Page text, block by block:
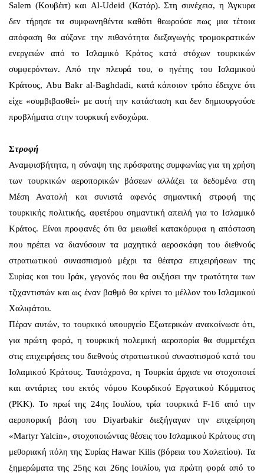
Salem (Κουβέιτ) και Al-Udeid (Κατάρ). Στη συνέχεια, η Άγκυρα
δεν τήρησε τα συμφωνηθέντα καθότι θεωρούσε πως μια τέτοια
απόφαση θα αύξανε την πιθανότητα διεξαγωγής τρομοκρατικών
ενεργειών από το Ισλαμικό Κράτος κατά στόχων τουρκικών
συμφερόντων. Από την πλευρά του, ο ηγέτης του Ισλαμικού
Κράτους, Abu Bakr al-Baghdadi, κατά κάποιον τρόπο έδειχνε ότι
είχε «συμβιβασθεί» με αυτή την κατάσταση και δεν δημιουργούσε
προβλήματα στην τουρκική ενδοχώρα.
Στροφή
Αναμφισβήτητα, η σύναψη της πρόσφατης συμφωνίας για τη χρήση
των τουρκικών αεροπορικών βάσεων αλλάζει τα δεδομένα στη
Μέση Ανατολή και συνιστά αφενός σημαντική στροφή της
τουρκικής πολιτικής, αφετέρου σημαντική απειλή για το Ισλαμικό
Κράτος. Είναι προφανές ότι θα μειωθεί κατακόρυφα η απόσταση
που πρέπει να διανύσουν τα μαχητικά αεροσκάφη του διεθνούς
στρατιωτικού συνασπισμού μέχρι τα θέατρα επιχειρήσεων της
Συρίας και του Ιράκ, γεγονός που θα αυξήσει την τρωτότητα των
τζιχαντιστών και ως έναν βαθμό θα κρίνει το μέλλον του Ισλαμικού
Χαλιφάτου.
Πέραν αυτών, το τουρκικό υπουργείο Εξωτερικών ανακοίνωσε ότι,
για πρώτη φορά, η τουρκική πολεμική αεροπορία θα συμμετέχει
στις επιχειρήσεις του διεθνούς στρατιωτικού συνασπισμού κατά του
Ισλαμικού Κράτους. Ταυτόχρονα, η Τουρκία άρχισε να στοχοποιεί
και αντάρτες του εκτός νόμου Κουρδικού Εργατικού Κόμματος
(ΡΚΚ). Το πρωί της 24ης Ιουλίου, τρία τουρκικά F-16 από την
αεροπορική βάση του Diyarbakir διεξήγαγαν την επιχείρηση
«Martyr Yalcin», στοχοποιώντας θέσεις του Ισλαμικού Κράτους στη
μεθοριακή πόλη της Συρίας Hawar Kilis (βόρεια του Χαλεπίου). Τα
ξημερώματα της 25ης και 26ης Ιουλίου, για πρώτη φορά από το